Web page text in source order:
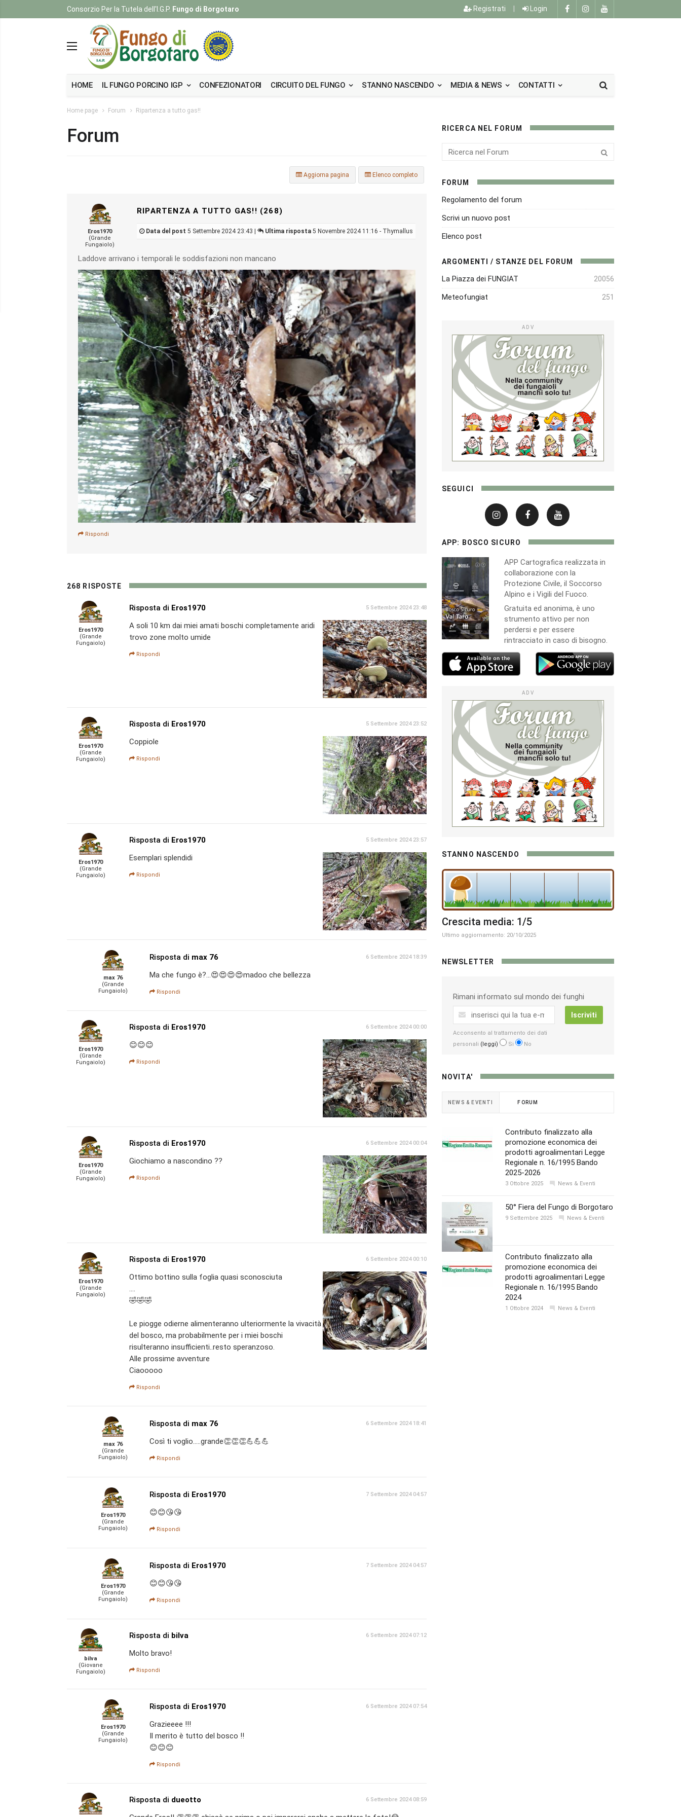
Consorzio Per la Tutela dell'I.G.P. Fungo di Borgotaro Registrati Login
HOME IL FUNGO PORCINO IGP CONFEZIONATORI CIRCUITO DEL FUNGO STANNO NASCENDO MEDIA & NEWS CONTATTI
Home page Forum Ripartenza a tutto gas!!
Forum
Elenco completo
Aggiorna pagina
Eros1970
(Grande
Fungaiolo)
RIPARTENZA A TUTTO GAS!! (268)
Data del post 5 Settembre 2024 23:43 | Ultima risposta 5 Novembre 2024 11:16 - Thymallus
Laddove arrivano i temporali le soddisfazioni non mancano
Rispondi
268 RISPOSTE
Eros1970
(Grande
Fungaiolo)
Risposta di Eros1970 5 Settembre 2024 23:48
A soli 10 km dai miei amati boschi completamente aridi
trovo zone molto umide
Rispondi
Eros1970
(Grande
Fungaiolo)
Risposta di Eros1970 5 Settembre 2024 23:52
Coppiole
Rispondi
Eros1970
(Grande
Fungaiolo)
Risposta di Eros1970 5 Settembre 2024 23:57
Esemplari splendidi
Rispondi
max 76
(Grande
Fungaiolo)
Risposta di max 76 6 Settembre 2024 18:39
Ma che fungo è?...😍😍😍😍madoo che bellezza
Rispondi
Eros1970
(Grande
Fungaiolo)
Risposta di Eros1970 6 Settembre 2024 00:00
😊😊😊
Rispondi
Eros1970
(Grande
Fungaiolo)
Risposta di Eros1970 6 Settembre 2024 00:04
Giochiamo a nascondino ??
Rispondi
Eros1970
(Grande
Fungaiolo)
Risposta di Eros1970 6 Settembre 2024 00:10
Ottimo bottino sulla foglia quasi sconosciuta
....
🤣🤣🤣
Le piogge odierne alimenteranno ulteriormente la vivacità
del bosco, ma probabilmente per i miei boschi
risulteranno insufficienti..resto speranzoso.
Alle prossime avventure
Ciaooooo
Rispondi
max 76
(Grande
Fungaiolo)
Risposta di max 76 6 Settembre 2024 18:41
Così ti voglio.....grande👏👏👏💪💪💪
Rispondi
Eros1970
(Grande
Fungaiolo)
Risposta di Eros1970 7 Settembre 2024 04:57
😊😊😘😘
Rispondi
Eros1970
(Grande
Fungaiolo)
Risposta di Eros1970 7 Settembre 2024 04:57
😊😊😘😘
Rispondi
bilva
(Giovane
Fungaiolo)
Risposta di bilva 6 Settembre 2024 07:12
Molto bravo!
Rispondi
Eros1970
(Grande
Fungaiolo)
Risposta di Eros1970 6 Settembre 2024 07:54
Grazieeee !!!
Il merito è tutto del bosco !!
😊😊😊
Rispondi
Risposta di dueotto 6 Settembre 2024 08:59
RICERCA NEL FORUM
FORUM
Regolamento del forum
Scrivi un nuovo post
Elenco post
ARGOMENTI / STANZE DEL FORUM
La Piazza dei FUNGIAT 20056
Meteofungiat 251
ADV
SEGUICI
APP: BOSCO SICURO
APP Cartografica realizzata in
collaborazione con la
Protezione Civile, il Soccorso
Alpino e i Vigili del Fuoco.
Gratuita ed anonima, è uno
strumento attivo per non
perdersi e per essere
rintracciato in caso di bisogno.
ADV
STANNO NASCENDO
Crescita media: 1/5
Ultimo aggiornamento: 20/10/2025
NEWSLETTER
Rimani informato sul mondo dei funghi
Iscriviti
Acconsento al trattamento dei dati
personali (leggi) Si No
NOVITA'
NEWS & EVENTI FORUM
Contributo finalizzato alla
promozione economica dei
prodotti agroalimentari Legge
Regionale n. 16/1995 Bando
2025-2026
3 Ottobre 2025 News & Eventi
50° Fiera del Fungo di Borgotaro
9 Settembre 2025 News & Eventi
Contributo finalizzato alla
promozione economica dei
prodotti agroalimentari Legge
Regionale n. 16/1995 Bando
2024
1 Ottobre 2024 News & Eventi